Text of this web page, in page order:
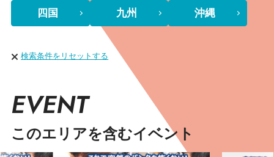
四国 九州 沖縄
検索条件をリセットする
EVENT
このエリアを含むイベント